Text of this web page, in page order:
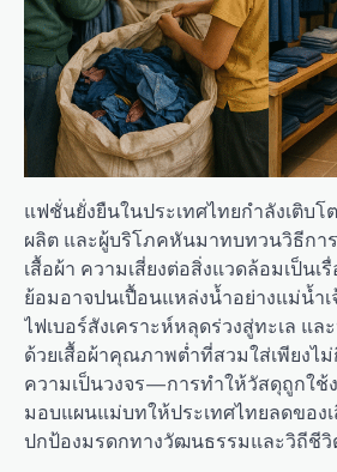
แฟชั่นยั่งยืนในประเทศไทยกำลังเติบโ
ผลิต และผู้บริโภคหันมาทบทวนวิธีกา
เสื้อผ้า ความเสี่ยงต่อสิ่งแวดล้อมเป็นเ
ย้อมอาจปนเปื้อนแหล่งน้ำอย่างแม่น้ำ
ไฟเบอร์สังเคราะห์หลุดร่วงสู่ทะเล แล
ด้วยเสื้อผ้าคุณภาพต่ำที่สวมใส่เพียงไ
ความเป็นวงจร—การทำให้วัสดุถูกใ
มอบแผนแม่บทให้ประเทศไทยลดของ
ปกป้องมรดกทางวัฒนธรรมและวิถีชี